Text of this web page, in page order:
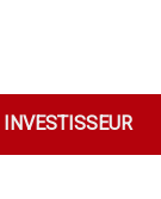
INVESTISSEUR